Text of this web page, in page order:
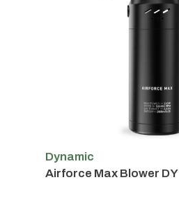
Dynamic
Airforce Max Blower DY